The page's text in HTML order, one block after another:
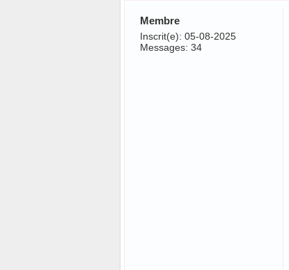
Membre
Inscrit(e): 05-08-2025
Messages: 34